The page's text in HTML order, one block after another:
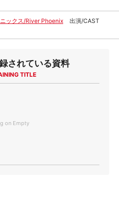
ックス/River Phoenix 出演/CAST
されている資料
TITLE
on Empty